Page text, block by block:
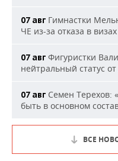
07 авг Гимнастки
ЧЕ из-за отказа в визах
07 авг Фигуристки
нейтральный статус от
07 авг Семен Терехов:
быть в основном
ВСЕ